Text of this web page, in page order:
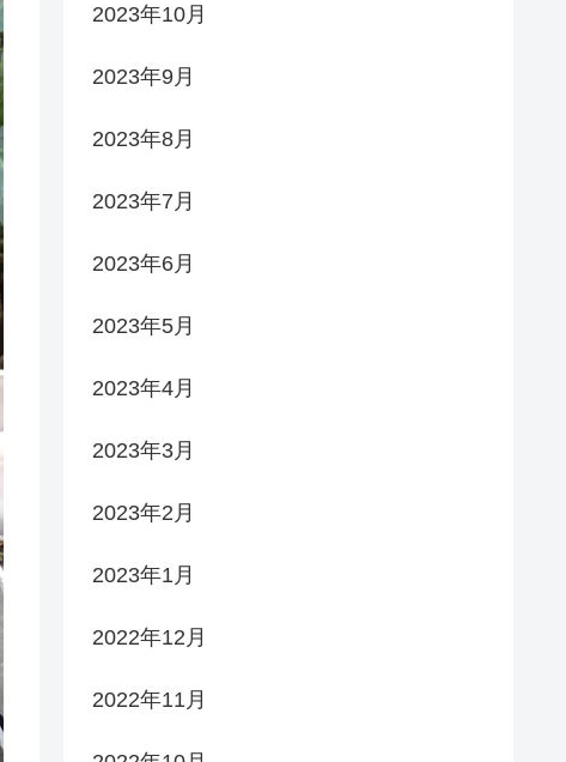
2023年10月
2023年9月
2023年8月
2023年7月
2023年6月
2023年5月
2023年4月
2023年3月
2023年2月
2023年1月
2022年12月
2022年11月